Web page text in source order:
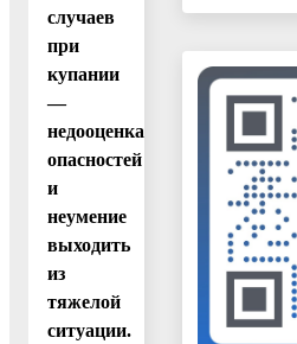
случаев
при
купании
—
недооценка
опасностей
и
неумение
выходить
из
тяжелой
ситуации.